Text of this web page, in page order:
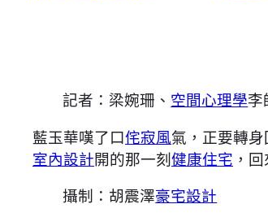
記者：梁婉珊、 空間心理學李
藍玉華嘆了口侘寂風氣，正要轉
室內設計開的那一刻健康住宅 ，
攝制：胡震澤豪宅設計